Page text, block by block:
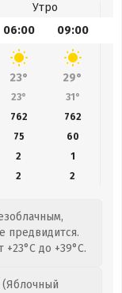
Утро
06:00 09:00
23° 29°
23° 31°
762 762
75 60
2
1
2 2
предвидится.
до +39°C.